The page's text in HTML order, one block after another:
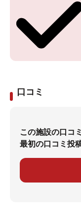
口コミ
この施設の口コ
最初の口コミ投